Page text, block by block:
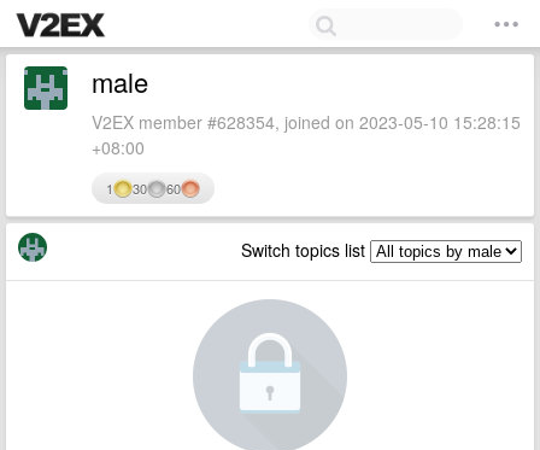
male
V2EX member #628354, joined on 2023-05-10 15:28:15
+08:00
1 30 60
Switch topics list